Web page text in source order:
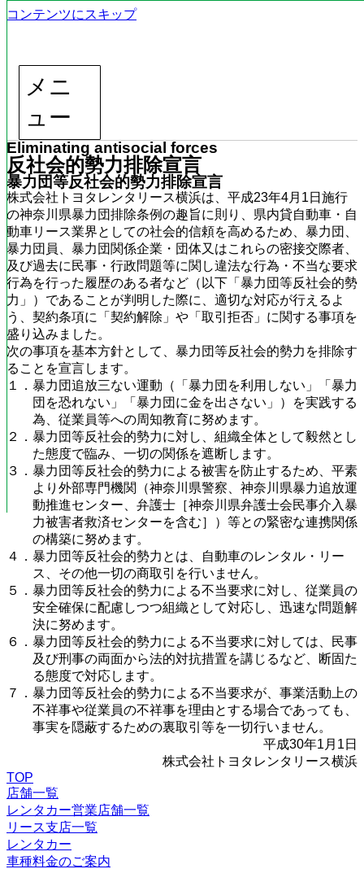
コンテンツにスキップ
メニ
ュー
Eliminating antisocial forces
反社会的勢力排除宣言
暴力団等反社会的勢力排除宣言
株式会社トヨタレンタリース横浜は、平成23年4月1日施行
の神奈川県暴力団排除条例の趣旨に則り、県内貸自動車・自
動車リース業界としての社会的信頼を高めるため、暴力団、
暴力団員、暴力団関係企業・団体又はこれらの密接交際者、
及び過去に民事・行政問題等に関し違法な行為・不当な要求
行為を行った履歴のある者など（以下「暴力団等反社会的勢
力」）であることが判明した際に、適切な対応が行えるよ
う、契約条項に「契約解除」や「取引拒否」に関する事項を
盛り込みました。
次の事項を基本方針として、暴力団等反社会的勢力を排除す
ることを宣言します。
１．暴力団追放三ない運動（「暴力団を利用しない」「暴力
団を恐れない」「暴力団に金を出さない」）を実践する
為、従業員等への周知教育に努めます。
２．暴力団等反社会的勢力に対し、組織全体として毅然とし
た態度で臨み、一切の関係を遮断します。
３．暴力団等反社会的勢力による被害を防止するため、平素
より外部専門機関（神奈川県警察、神奈川県暴力追放運
動推進センター、弁護士［神奈川県弁護士会民事介入暴
力被害者救済センターを含む］）等との緊密な連携関係
の構築に努めます。
４．暴力団等反社会的勢力とは、自動車のレンタル・リー
ス、その他一切の商取引を行いません。
５．暴力団等反社会的勢力による不当要求に対し、従業員の
安全確保に配慮しつつ組織として対応し、迅速な問題解
決に努めます。
６．暴力団等反社会的勢力による不当要求に対しては、民事
及び刑事の両面から法的対抗措置を講じるなど、断固た
る態度で対応します。
７．暴力団等反社会的勢力による不当要求が、事業活動上の
不祥事や従業員の不祥事を理由とする場合であっても、
事実を隠蔽するための裏取引等を一切行いません。
平成30年1月1日
株式会社トヨタレンタリース横浜
TOP
店舗一覧
レンタカー営業店舗一覧
リース支店一覧
レンタカー
車種料金のご案内